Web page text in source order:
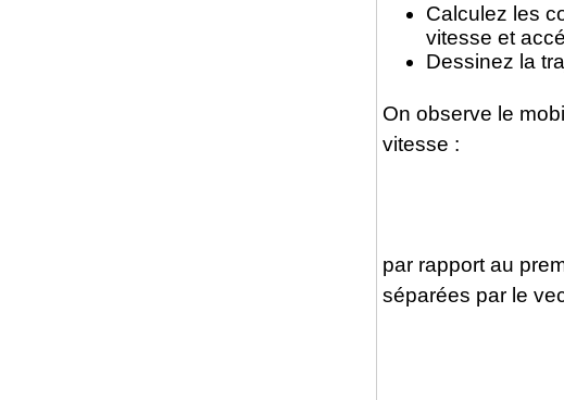
Calculez les
vitesse et
Dessinez la
On observe le
vitesse :
par rapport au
séparées par le